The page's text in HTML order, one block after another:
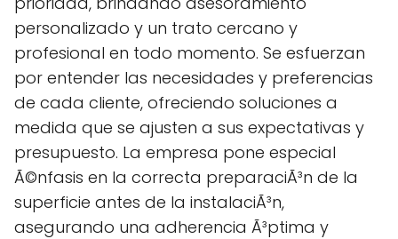
personalizado y un trato cercano y
profesional en todo momento. Se esfuerzan
por entender las necesidades y preferencias
de cada cliente, ofreciendo soluciones a
medida que se ajusten a sus expectativas y
presupuesto. La empresa pone especial
Ã©nfasis en la correcta preparaciÃ³n de la
superficie antes de la instalaciÃ³n,
asegurando una adherencia Ã³ptima y